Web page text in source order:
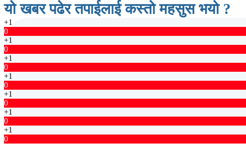
यो खबर पढेर तपाईलाई कस्तो महसुस भयो ?
+1
0
+1
0
+1
0
+1
0
+1
0
+1
0
+1
0